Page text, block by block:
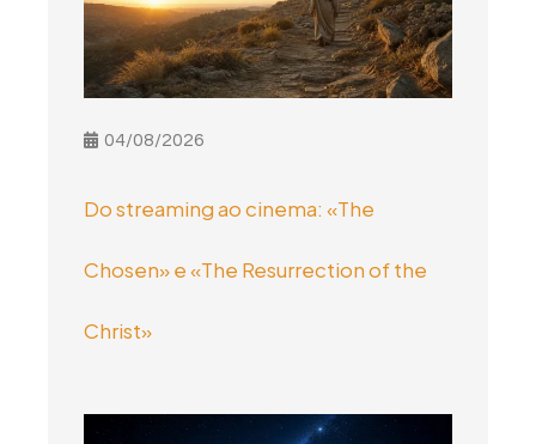
04/08/2026
Do streaming ao cinema: «The
Chosen» e «The Resurrection of the
Christ»